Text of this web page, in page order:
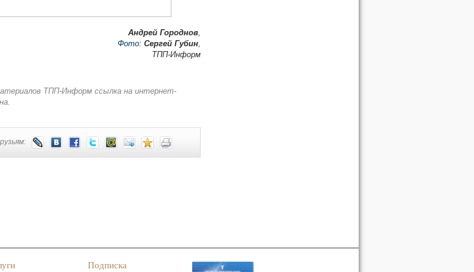
Андрей Городнов,
Фото: Сергей Губин,
ТПП-Информ
ТПП-Информ ссылка на интернет-
Подписка